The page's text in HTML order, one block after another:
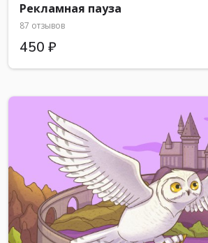
Рекламная пауза
87 отзывов
450 ₽